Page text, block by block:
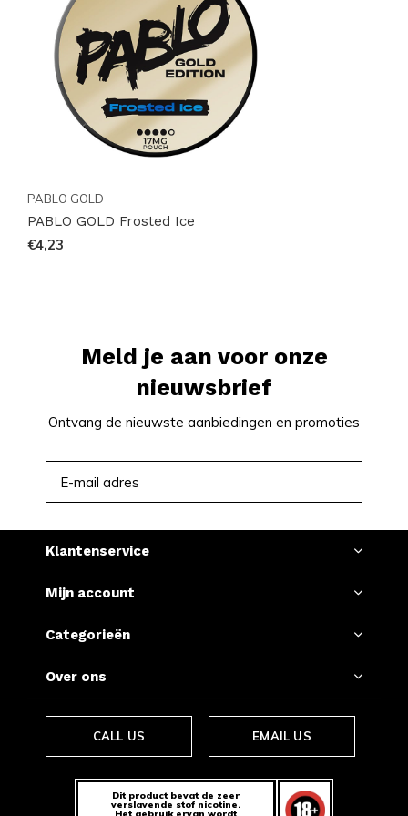
voorraadupdates. Bestel eenvoudig online en geniet
snel van jouw favoriete pouches.
PABLO GOLD
PABLO GOLD Frosted Ice
€4,23
Meld je aan voor onze
nieuwsbrief
Ontvang de nieuwste aanbiedingen en promoties
Klantenservice
Mijn account
Categorieën
Over ons
CALL US EMAIL US
Dit product bevat de zeer
verslavende stof nicotine.